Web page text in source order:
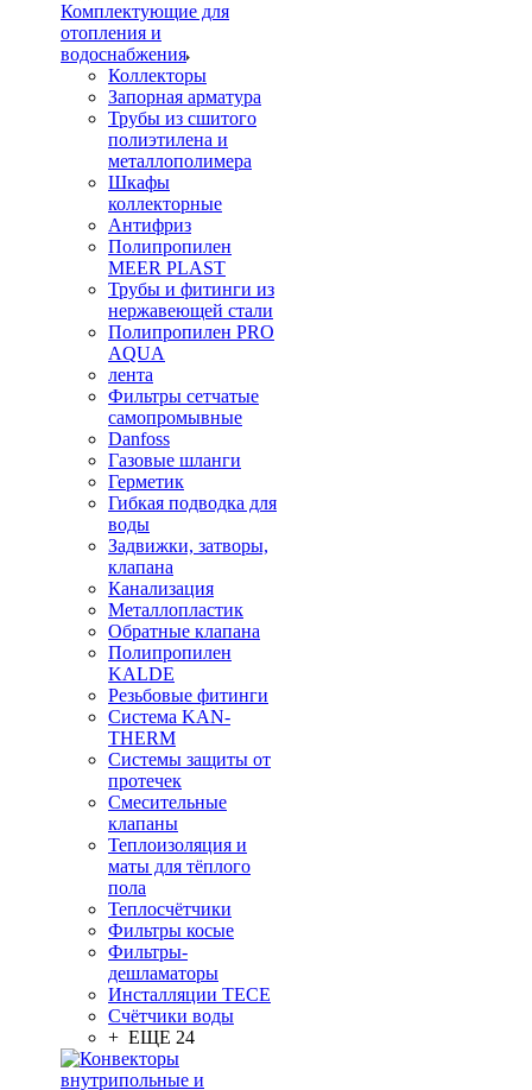
Комплектующие для
отопления и
водоснабжения
Коллекторы
Запорная арматура
Трубы из сшитого
полиэтилена и
металлополимера
Шкафы
коллекторные
Антифриз
Полипропилен
MEER PLAST
Трубы и фитинги из
нержавеющей стали
Полипропилен PRO
AQUA
лента
Фильтры сетчатые
самопромывные
Danfoss
Газовые шланги
Герметик
Гибкая подводка для
воды
Задвижки, затворы,
клапана
Канализация
Металлопластик
Обратные клапана
Полипропилен
KALDE
Резьбовые фитинги
Система KAN-
THERM
Системы защиты от
протечек
Смесительные
клапаны
Теплоизоляция и
маты для тёплого
пола
Теплосчётчики
Фильтры косые
Фильтры-
дешламаторы
Инсталляции TECE
Счётчики воды
+ ЕЩЕ 24